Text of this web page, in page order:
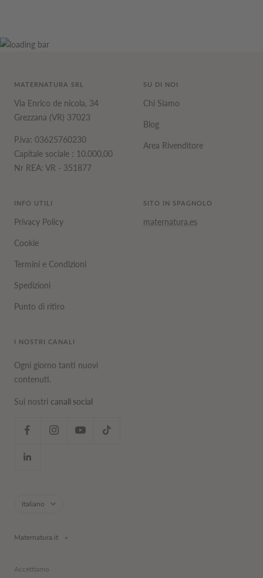
MATERNATURA SRL
Via Enrico de nicola, 34
Grezzana (VR) 37023
P.iva: 03625760230
Capitale sociale : 10.000,00
Nr REA: VR - 351877
SU DI NOI
Chi Siamo
Blog
Area Rivenditore
INFO UTILI
Privacy Policy
Cookie
Termini e Condizioni
Spedizioni
Punto di ritiro
SITO IN SPAGNOLO
maternatura.es
I NOSTRI CANALI
Ogni giorno tanti nuovi
contenuti.
Sui nostri canali social
Lingua
Italiano
Maternatura.it
Accettiamo